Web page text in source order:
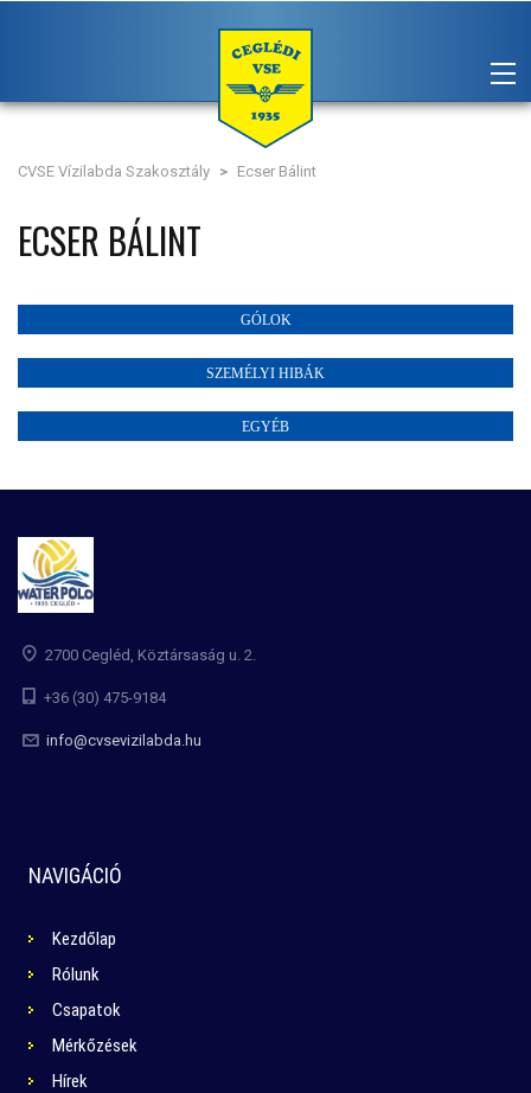
CVSE Vízilabda Szakosztály > Ecser Bálint
ECSER BÁLINT
GÓLOK
SZEMÉLYI HIBÁK
EGYÉB
2700 Cegléd, Köztársaság u. 2.
+36 (30) 475-9184
info@cvsevizilabda.hu
NAVIGÁCIÓ
Kezdőlap
Rólunk
Csapatok
Mérkőzések
Hírek